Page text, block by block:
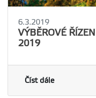
6.3.2019
VÝBĚROVÉ
2019
Číst dále